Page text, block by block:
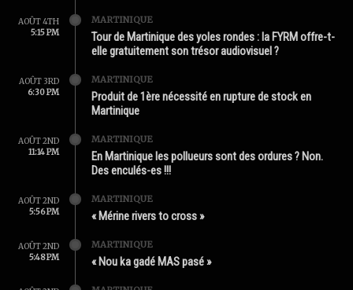
AOÛT 4TH
5:15 PM
MARTINIQUE
Tour de Martinique des yoles rondes : la FYRM offre-t-
elle gratuitement son trésor audiovisuel ?
AOÛT 3RD
6:30 PM
MARTINIQUE
Produit de 1ère nécessité en rupture de stock en
Martinique
AOÛT 2ND
11:14 PM
MARTINIQUE
En Martinique les pollueurs sont des ordures ? Non.
Des enculés-es !!!
AOÛT 2ND
5:56 PM
MARTINIQUE
« Mérine rivers to cross »
AOÛT 2ND
5:48 PM
MARTINIQUE
« Nou ka gadé MAS pasé »